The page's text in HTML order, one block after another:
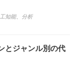
知能、 分析
とジャンル別の代